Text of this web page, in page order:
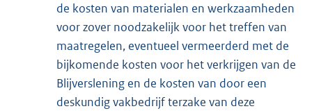
de kosten van materialen en werkzaamheden
voor zover noodzakelijk voor het treffen van
maatregelen, eventueel vermeerderd met de
bijkomende kosten voor het verkrijgen van de
Blijverslening en de kosten van door een
deskundig vakbedrijf terzake van deze